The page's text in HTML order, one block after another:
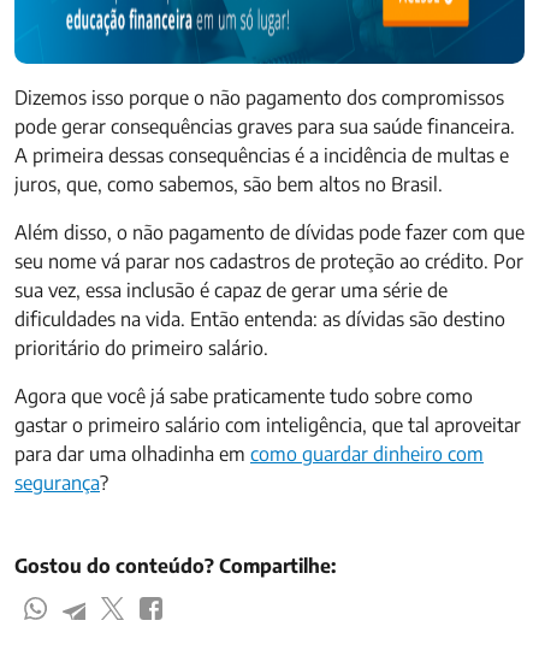
Dizemos isso porque o não pagamento dos compromissos
pode gerar consequências graves para sua saúde financeira.
A primeira dessas consequências é a incidência de multas e
juros, que, como sabemos, são bem altos no Brasil.
Além disso, o não pagamento de dívidas pode fazer com que
seu nome vá parar nos cadastros de proteção ao crédito. Por
sua vez, essa inclusão é capaz de gerar uma série de
dificuldades na vida. Então entenda: as dívidas são destino
prioritário do primeiro salário.
Agora que você já sabe praticamente tudo sobre como
gastar o primeiro salário com inteligência, que tal aproveitar
para dar uma olhadinha em como guardar dinheiro com
segurança?
Gostou do conteúdo? Compartilhe: